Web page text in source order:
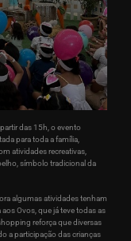
das 15h, o evento
para toda a família,
atividades recreativas,
símbolo tradicional da
algumas atividades tenham
Ovos, que já teve todas as
reforça que diversas
a participação das crianças